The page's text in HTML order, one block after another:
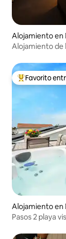
Alojamiento en
Alojamiento de
Favorito entre
Favorito
Alojamiento en
Pasos 2 playa